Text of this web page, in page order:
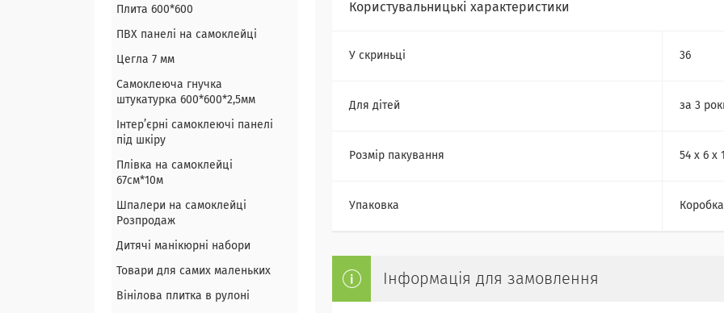
Користувальницькі характеристики
У скриньці 36
Для дітей за 3
Розмір пакування 54 х 6 х
Упаковка Коробка
Інформація для замовлення
Плита 600*600
ПВХ панелі на самоклейці
Цегла 7 мм
Самоклеюча гнучка
штукатурка 600*600*2,5мм
Інтер’єрні самоклеючі панелі
під шкіру
Плівка на самоклейці
67см*10м
Шпалери на самоклейці
Розпродаж
Дитячі манікюрні набори
Товари для самих маленьких
Вінілова плитка в рулоні